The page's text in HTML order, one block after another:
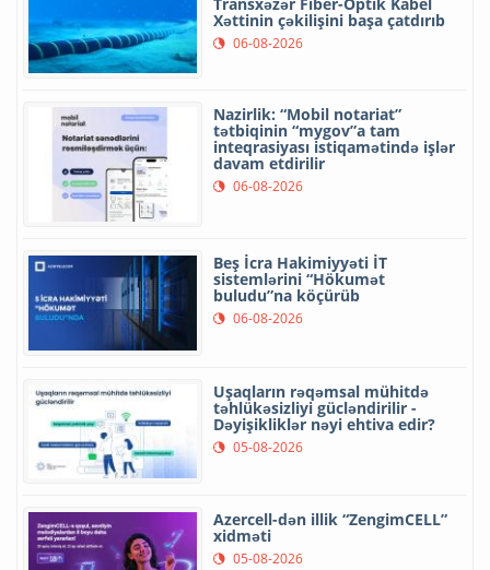
Xəttinin çəkilişini başa çatdırıb
06-08-2026
Nazirlik: “Mobil notariat”
tətbiqinin “mygov”a tam
inteqrasiyası istiqamətində işlər
davam etdirilir
06-08-2026
Beş İcra Hakimiyyəti İT
sistemlərini “Hökumət
buludu”na köçürüb
06-08-2026
Uşaqların rəqəmsal mühitdə
təhlükəsizliyi gücləndirilir -
Dəyişikliklər nəyi ehtiva edir?
05-08-2026
Azercell-dən illik “ZengimCELL”
xidməti
05-08-2026